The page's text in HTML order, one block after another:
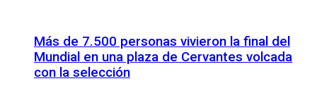
Más de 7.500 personas vivieron la final del
Mundial en una plaza de Cervantes volcada
con la selección